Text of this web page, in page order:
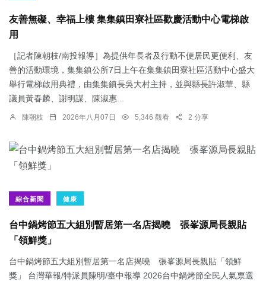
友善無礙、幸福上樓 集集鎮田寮社區歡慶活動中心電梯啟
用
［記者陳朝枝/南投報導］為提供年長者及行動不便居民更便利、友
善的活動環境，集集鎮公所7日上午在集集鎮田寮社區活動中心盛大
舉行電梯啟用典禮，由集集鎮長吳大村主持，並與縣長許淑華、縣
議員黃春麟、謝明謀、陳淑惠...
陳朝枝 2026年八月07日 5,346 觀看 2 分享
綜合新聞 健康
台中鍋烤節五大組別暫居第一名店揭曉 張峯源局長親貼
「領鮮獎」
台中鍋烤節五大組別暫居第一名店揭曉 張峯源局長親貼「領鮮
獎」 台灣華報/特派員陳明/臺中報導 2026台中鍋烤節全民人氣票選